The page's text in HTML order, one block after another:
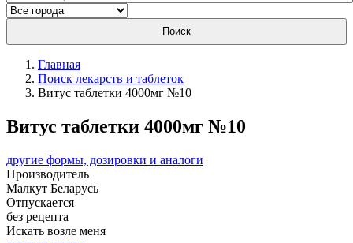
Поиск
Главная
Поиск лекарств и таблеток
Витус таблетки 4000мг №10
Витус таблетки 4000мг №10
другие формы, дозировки и аналоги
Производитель
Малкут Беларусь
Отпускается
без рецепта
Искать возле меня